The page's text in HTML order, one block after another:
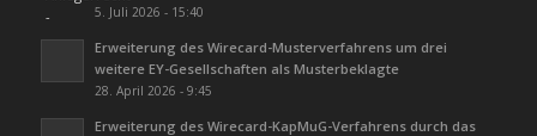
5. Juli 2026 - 15:40
Erweiterung des Wirecard-Musterverfahrens um drei
weitere EY-Gesellschaften als Musterbeklagte
28. April 2026 - 9:45
Erweiterung des Wirecard-KapMuG-Verfahrens durch das